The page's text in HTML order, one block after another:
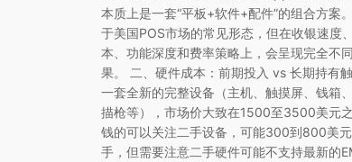
本质上是一套“平板+软件+配件”的组合方案
于美国POS市场的常见形态，但在收银速度
本、功能深度和费率策略上，会呈现完全不
果。 二、硬件成本：前期投入 vs 长期持有
一套全新的完整设备（主机、触摸屏、钱箱
描枪等），市场价大致在1500至3500美元
钱的可以关注二手设备，可能300到800美
手，但需要注意二手硬件可能不支持最新的